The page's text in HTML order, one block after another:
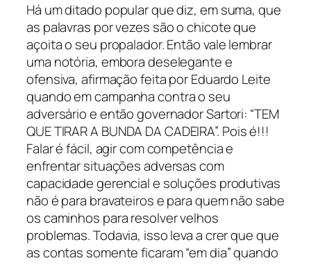
Há um ditado popular que diz, em suma, que
as palavras por vezes são o chicote que
açoita o seu propalador. Então vale lembrar
uma notória, embora deselegante e
ofensiva, afirmação feita por Eduardo Leite
quando em campanha contra o seu
adversário e então governador Sartori: “TEM
QUE TIRAR A BUNDA DA CADEIRA”. Pois é!!!
Falar é fácil, agir com competência e
enfrentar situações adversas com
capacidade gerencial e soluções produtivas
não é para bravateiros e para quem não sabe
os caminhos para resolver velhos
problemas. Todavia, isso leva a crer que que
as contas somente ficaram “em dia” quando